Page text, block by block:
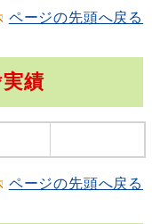
ページの先頭へ戻る
績
ページの先頭へ戻る